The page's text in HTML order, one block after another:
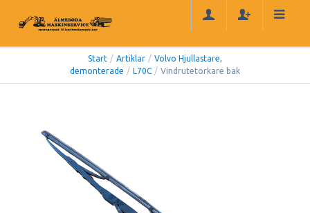
Start / Artiklar / Volvo Hjullastare,
demonterade / L70C / Vindrutetorkare bak